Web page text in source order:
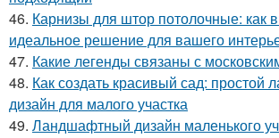
46. Карнизы для штор потолочные: как
идеальное решение для вашего
47. Какие легенды связаны с
48. Как создать красивый сад: простой
дизайн для малого участка
49. Ландшафтный дизайн маленького